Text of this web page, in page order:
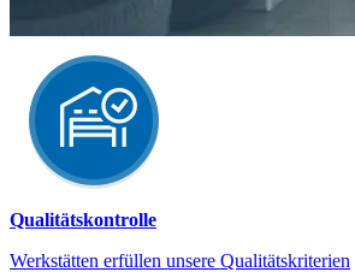
Qualitätskontrolle
Werkstätten erfüllen unsere Qualitätskriterien